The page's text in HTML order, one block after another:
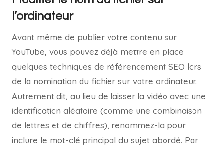
l’ordinateur
Avant même de publier votre contenu sur
YouTube, vous pouvez déjà mettre en place
quelques techniques de référencement SEO lors
de la nomination du fichier sur votre ordinateur.
Autrement dit, au lieu de laisser la vidéo avec une
identification aléatoire (comme une combinaison
de lettres et de chiffres), renommez-la pour
inclure le mot-clé principal du sujet abordé. Par